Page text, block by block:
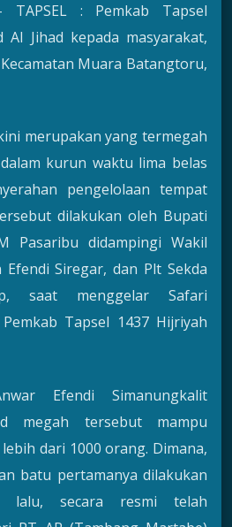
TAPSEL : Pemkab Tapsel
Al Jihad kepada masyarakat,
Muara Batangtoru,
merupakan yang termegah
kurun waktu lima belas
pengelolaan tempat
dilakukan oleh Bupati
Pasaribu didampingi Wakil
Siregar, dan Plt Sekda
saat menggelar Safari
Tapsel 1437 Hijriyah
Efendi Simanungkalit
megah tersebut mampu
dari 1000 orang. Dimana,
batu pertamanya dilakukan
lalu, secara resmi telah